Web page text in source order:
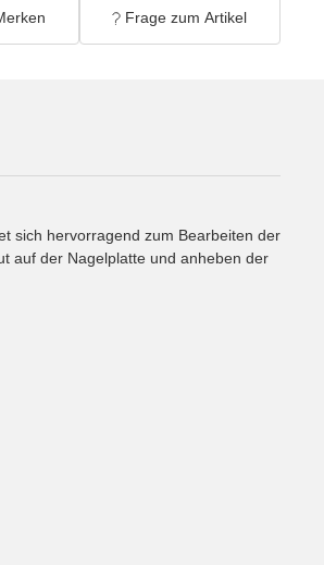
Frage zum Artikel
sich hervorragend zum Bearbeiten der
auf der Nagelplatte und anheben der